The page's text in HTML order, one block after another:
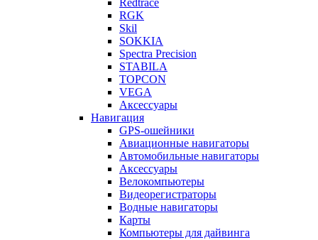
Redtrace
RGK
Skil
SOKKIA
Spectra Precision
STABILA
TOPCON
VEGA
Аксессуары
Навигация
GPS-ошейники
Авиационные навигаторы
Автомобильные навигаторы
Аксессуары
Велокомпьютеры
Видеорегистраторы
Водные навигаторы
Карты
Компьютеры для дайвинга